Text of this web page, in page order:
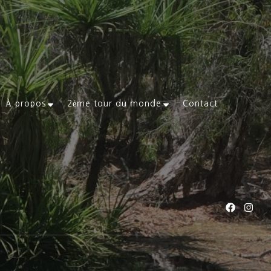
À propos 2ème tour du monde Contact